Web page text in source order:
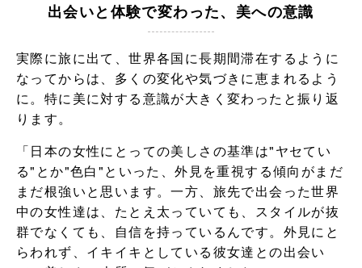
出会いと体験で変わった、美への意識
実際に旅に出て、世界各国に長期間滞在するように
なってからは、多くの変化や気づきに恵まれるよう
に。特に美に対する意識が大きく変わったと振り返
ります。
「日本の女性にとっての美しさの基準は"ヤセてい
る"とか"色白"といった、外見を重視する傾向がまだ
まだ根強いと思います。一方、旅先で出会った世界
中の女性達は、たとえ太っていても、スタイルが抜
群でなくても、自信を持っているんです。外見にと
らわれず、イキイキとしている彼女達との出会い